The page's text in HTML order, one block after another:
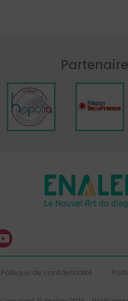
Politique de confidentialité